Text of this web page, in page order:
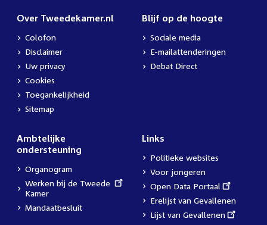
Over Tweedekamer.nl
Colofon
Disclaimer
Uw privacy
Cookies
Toegankelijkheid
Sitemap
Blijf op de hoogte
Sociale media
E-mailattenderingen
Debat Direct
Ambtelijke
ondersteuning
Organogram
External
link:
Werken bij de Tweede
Kamer
Mandaatbesluit
Links
Politieke websites
Voor jongeren
External
link:
Open Data Portaal
Erelijst van Gevallenen
External
Lijst van Gevallenen